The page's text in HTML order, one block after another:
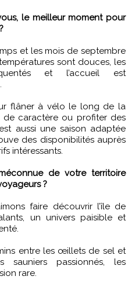
le meilleur moment pour
et les mois de septembre
sont douces, les
et l’accueil est
flâner à vélo le long de la
de caractère ou profiter des
aussi une saison adaptée
des disponibilités auprès
intéressants.
de votre territoire
?
faire découvrir l’île de
un univers paisible et
entre les œillets de sel et
passionnés, les
rare.